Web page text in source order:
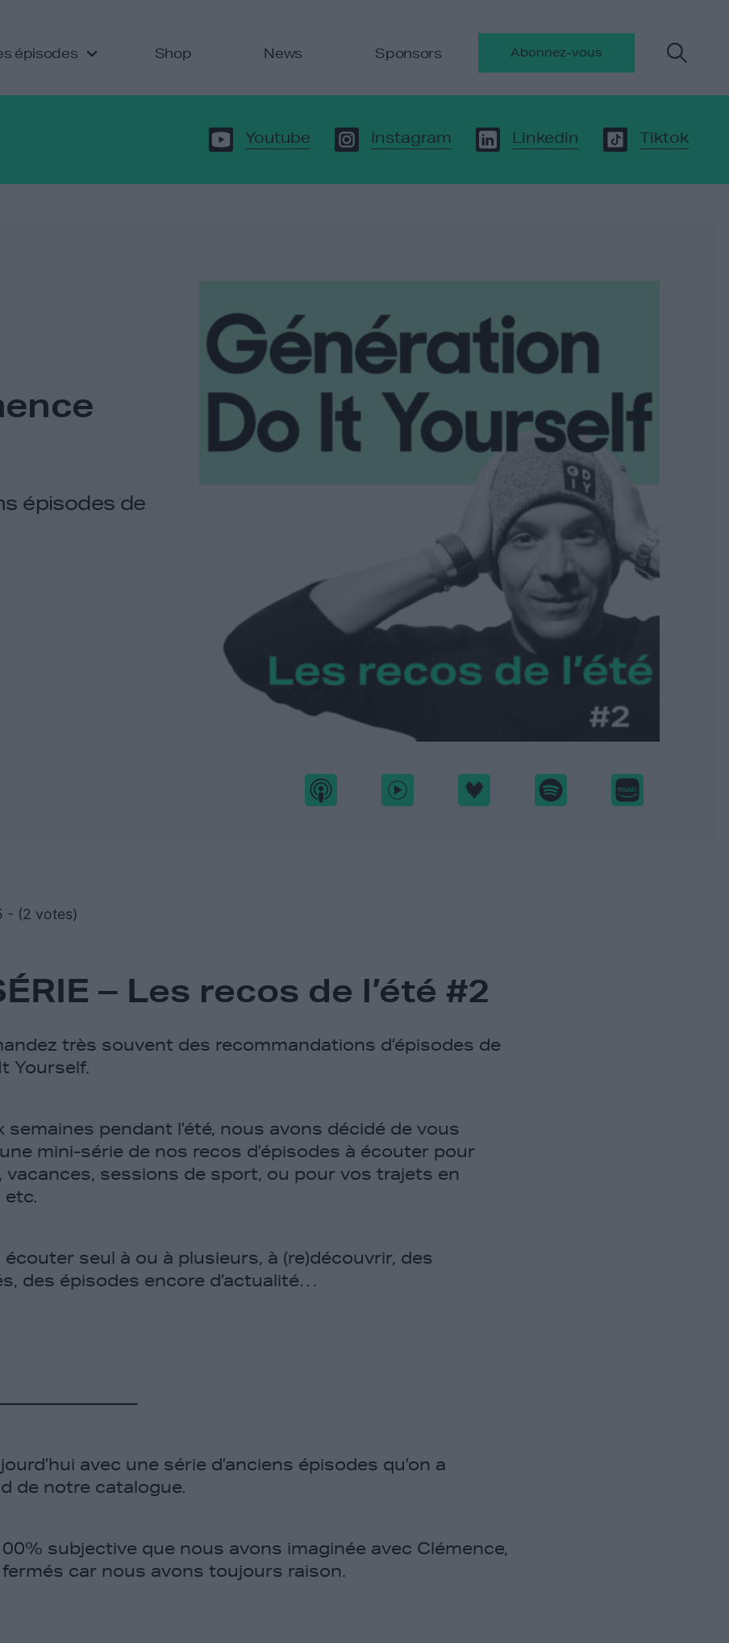
épisodes Shop News Sponsors Abonnez-vous
Youtube Instagram Linkedin Tiktok
épisodes de
- (2 votes)
– Les recos de l’été #2
très souvent des recommandations d’épisodes de
Yourself.
semaines pendant l’été, nous avons décidé de vous
mini-série de nos recos d’épisodes à écouter pour
vacances, sessions de sport, ou pour vos trajets en
seul à ou à plusieurs, à (re)découvrir, des
des épisodes encore d’actualité…
avec une série d’anciens épisodes qu’on a
de notre catalogue.
subjective que nous avons imaginée avec Clémence,
car nous avons toujours raison.